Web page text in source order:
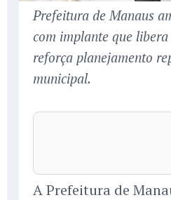
Prefeitura de Manaus
com implante que
reforça planejamento
municipal.
A Prefeitura de